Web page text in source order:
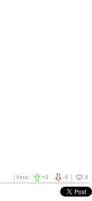
0
-0
Vota: +0